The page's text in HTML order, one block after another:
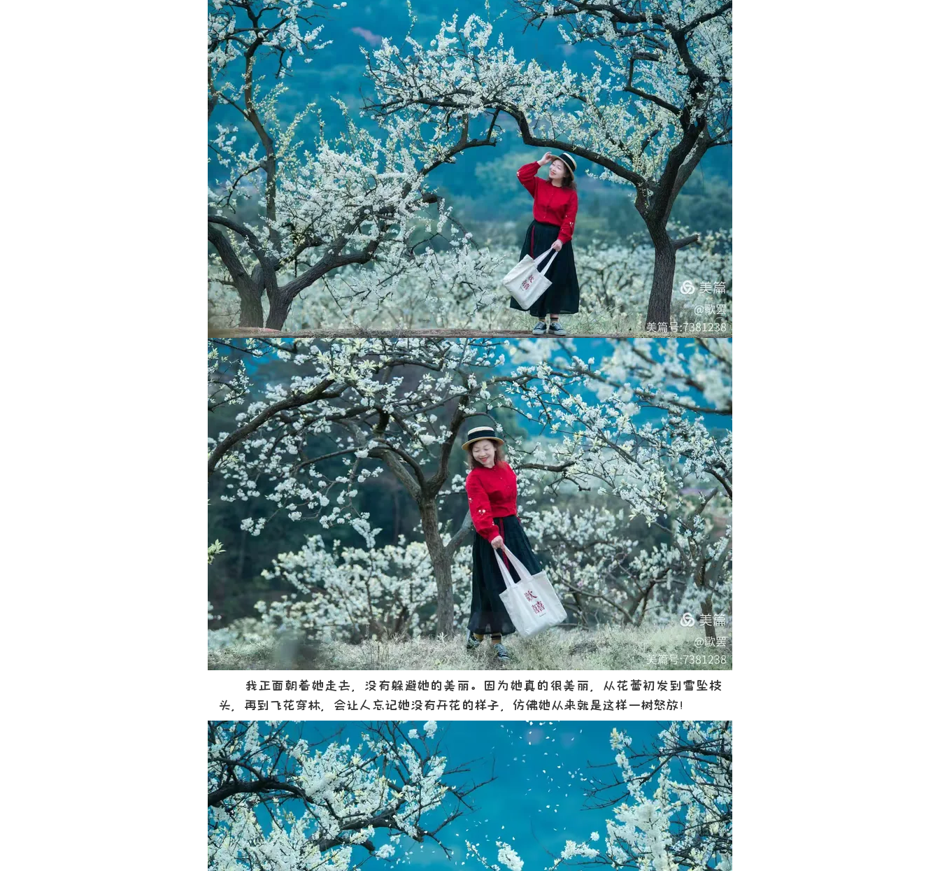
我正面朝着她走去，没有躲避她的美丽。因为她真的很美丽，从花蕾初发到雪坠枝
头，再到飞花穿林，会让人忘记她没有开花的样子，仿佛她从来就是这样一树怒放！